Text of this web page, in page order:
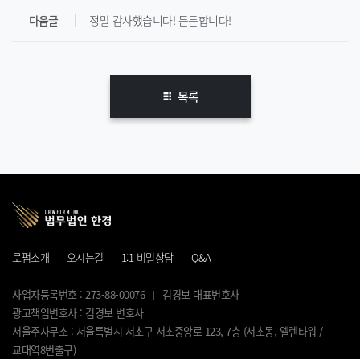
다음글 정말 감사했습니다! 든든합니다!
목록
로펌소개 오시는길 1:1 비밀상담 Q&A
사업자등록번호 : 273-88-00076
김경보 대표변호사
광고책임변호사 : 김경보 변호사
서울주사무소 : 서울특별시 서초구 서초중앙로 123, 7층 (서초동, 엘렌타워 /
교대역8번출구)